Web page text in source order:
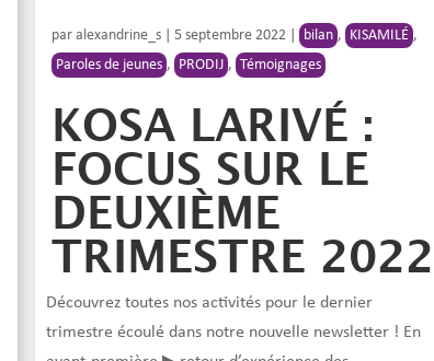
paralexandrine_s |5 septembre 2022 | bilan , KISAMILÉ ,
Paroles de jeunes , PRODIJ , Témoignages
KOSA LARIVÉ :
FOCUS SUR LE
DEUXIÈME
TRIMESTRE 2022
Découvrez toutes nos activités pour le dernier
trimestre écoulé dans notre nouvelle newsletter ! En